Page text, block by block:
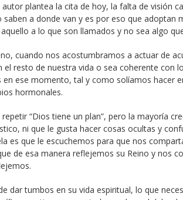
plantea la cita de hoy, la falta de visión
a donde van y es por eso que adoptan
a lo que son llamados y no sea algo
cuando nos acostumbramos a actuar de
el resto de nuestra vida o sea coherente con
ese momento, tal y como solíamos hacer
hormonales.
“Dios tiene un plan”, pero la mayoría
ni que le gusta hacer cosas ocultas y
es que le escuchemos para que nos
de esa manera reflejemos su Reino y nos
dar tumbos en su vida espiritual, lo que